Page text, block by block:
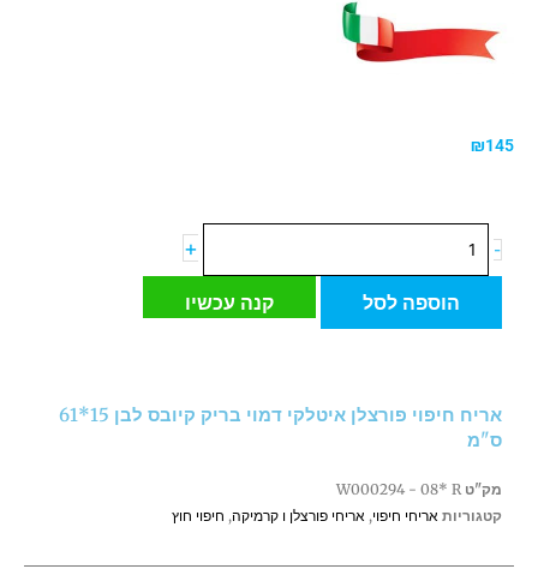
₪145
-
של
חיפוי
בריק
קיובס
15*61
ס"מ
+
הוספה לסל קנה עכשיו
אריח חיפוי פורצלן איטלקי דמוי בריק קיובס לבן 15*61
ס"מ
מק"טW000294 - 08* R
קטגוריות אריחי חיפוי, אריחי פורצלן ו קרמיקה, חיפוי חוץ